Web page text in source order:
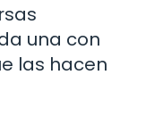
una con
las hacen